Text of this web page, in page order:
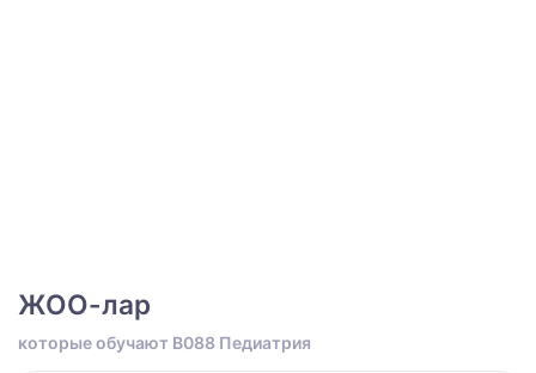
ЖОО-лар
которые обучают B088 Педиатрия